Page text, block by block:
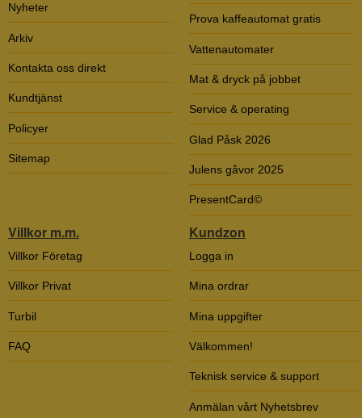
Nyheter
Arkiv
Kontakta oss direkt
Kundtjänst
Policyer
Sitemap
Prova kaffeautomat gratis
Vattenautomater
Mat & dryck på jobbet
Service & operating
Glad Påsk 2026
Julens gåvor 2025
PresentCard©
Villkor m.m.
Villkor Företag
Villkor Privat
Turbil
FAQ
Kundzon
Logga in
Mina ordrar
Mina uppgifter
Välkommen!
Teknisk service & support
Anmälan vårt Nyhetsbrev